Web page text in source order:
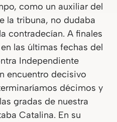
como un auxiliar del
la tribuna, no dudaba
contradecían. A finales
las últimas fechas del
Independiente
encuentro decisivo
décimos y
gradas de nuestra
Catalina. En su